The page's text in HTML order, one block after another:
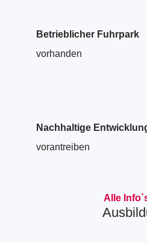
Betrieblicher Fuhrpark
vorhanden
Nachhaltige
vorantreiben
Alle